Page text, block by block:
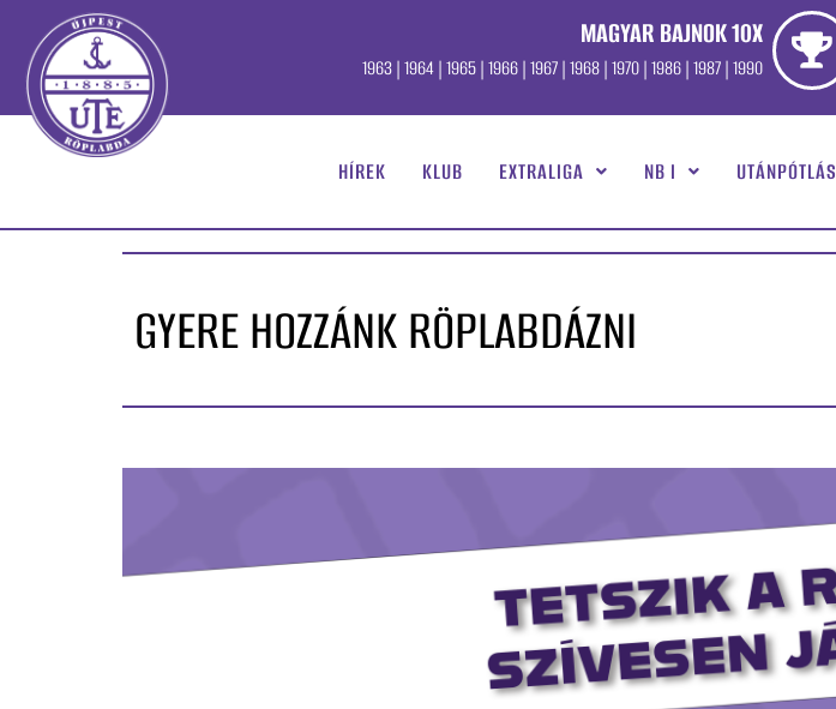
MAGYAR BAJNOK 10X
1963 | 1964 | 1965 | 1966 | 1967 | 1968 | 1970 | 1986 | 1987 | 1990
HÍREK KLUB EXTRALIGA NB I UTÁNPÓTLÁS
GYERE HOZZÁNK RÖPLABDÁZNI